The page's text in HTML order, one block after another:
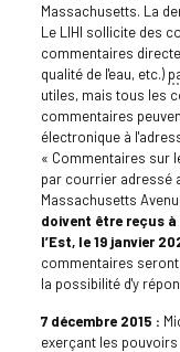
Massachusetts. La
Le LIHI sollicite des
commentaires
qualité de l'eau, etc.)
utiles, mais tous les
commentaires
électronique à
« Commentaires sur
par courrier adressé
Massachusetts
doivent être reçus à
l’Est, le 19 janvier
commentaires seront
la possibilité d'y
7 décembre 2015 :
exerçant les